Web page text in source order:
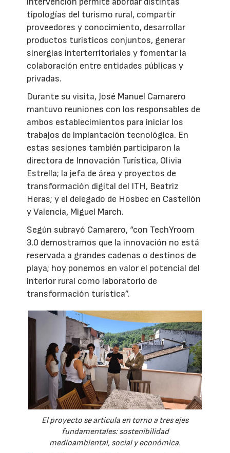
tipologías del turismo rural, compartir
proveedores y conocimiento, desarrollar
productos turísticos conjuntos, generar
sinergias interterritoriales y fomentar la
colaboración entre entidades públicas y
privadas.
Durante su visita, José Manuel Camarero
mantuvo reuniones con los responsables de
ambos establecimientos para iniciar los
trabajos de implantación tecnológica. En
estas sesiones también participaron la
directora de Innovación Turística, Olivia
Estrella; la jefa de área y proyectos de
transformación digital del ITH, Beatriz
Heras; y el delegado de Hosbec en Castellón
y Valencia, Miguel March.
Según subrayó Camarero, “con TechYroom
3.0 demostramos que la innovación no está
reservada a grandes cadenas o destinos de
playa; hoy ponemos en valor el potencial del
interior rural como laboratorio de
transformación turística”.
El proyecto se articula en torno a tres ejes
fundamentales: sostenibilidad
medioambiental, social y económica.